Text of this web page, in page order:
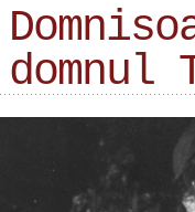
domnul